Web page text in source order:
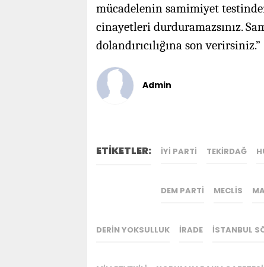
mücadelenin samimiyet
cinayetleri durduramazsınız.
dolandırıcılığına son verirsiniz.”
Admin
ETİKETLER: İYİ PARTİ TEKİRDAĞ
DEM PARTİ MECLİS
DERİN YOKSULLUK İRADE İSTANBUL